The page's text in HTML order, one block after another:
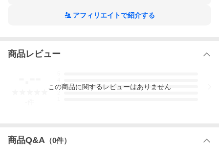
アフィリエイトで紹介する
商品レビュー
3
この商品に関するレビューはありません
商品Q&A （0件）